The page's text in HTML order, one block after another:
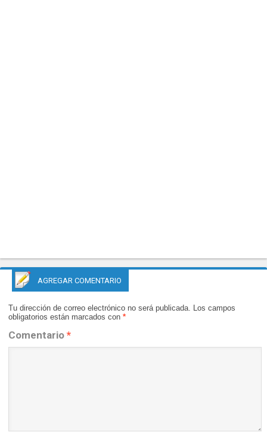
AGREGAR COMENTARIO
Tu dirección de correo electrónico no será publicada. Los campos
obligatorios están marcados con *
Comentario *